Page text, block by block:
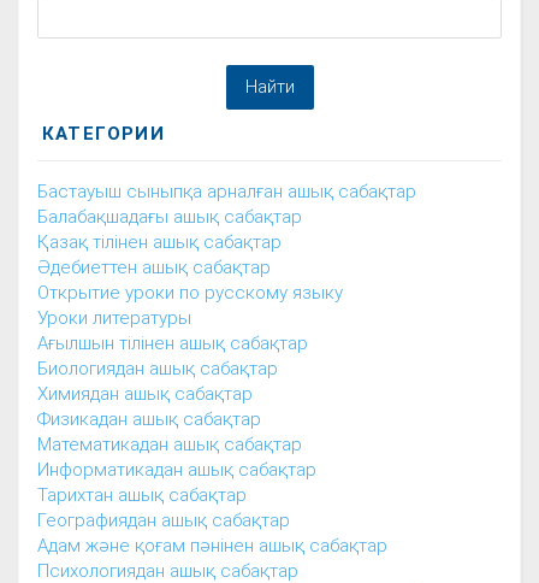
КАТЕГОРИИ
Бастауыш сыныпқа арналған ашық сабақтар
Балабақшадағы ашық сабақтар
Қазақ тілінен ашық сабақтар
Әдебиеттен ашық сабақтар
Открытие уроки по русскому языку
Уроки литературы
Ағылшын тілінен ашық сабақтар
Биологиядан ашық сабақтар
Химиядан ашық сабақтар
Физикадан ашық сабақтар
Математикадан ашық сабақтар
Информатикадан ашық сабақтар
Тарихтан ашық сабақтар
Географиядан ашық сабақтар
Адам және қоғам пәнінен ашық сабақтар
Психологиядан ашық сабақтар